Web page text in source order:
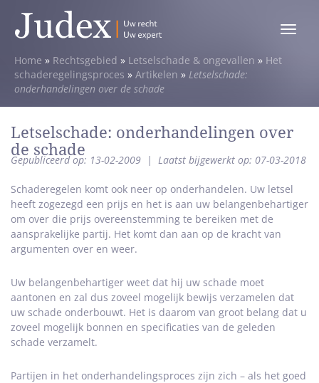
Toggle
Home » Rechtsgebied » Letselschade & ongevallen » Het
schaderegelingsproces » Artikelen » Letselschade:
onderhandelingen over de schade
Letselschade: onderhandelingen over
de schade
Gepubliceerd op: 13-02-2009 | Laatst bijgewerkt op: 07-03-2018
Schaderegelen komt ook neer op onderhandelen. Uw letsel
heeft zogezegd een prijs en het is aan uw belangenbehartiger
om over die prijs overeenstemming te bereiken met de
aansprakelijke partij. Het komt dan aan op de kracht van
argumenten over en weer.
Uw belangenbehartiger weet dat hij uw schade moet
aantonen en zal dus zoveel mogelijk bewijs verzamelen dat
uw schade onderbouwt. Het is daarom van groot belang dat u
zoveel mogelijk bonnen en specificaties van de geleden
schade verzamelt.
Partijen in het onderhandelingsproces zijn zich – als het goed